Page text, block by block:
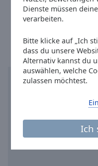
Dienste müssen
verarbeiten.
Bitte klicke auf „Ich
dass du unsere
Alternativ kannst du
auswählen, welche
zulassen möchtest.
Ich
dialog
window.
Fax: 0291-2901-30
Ortszeit in Meschede